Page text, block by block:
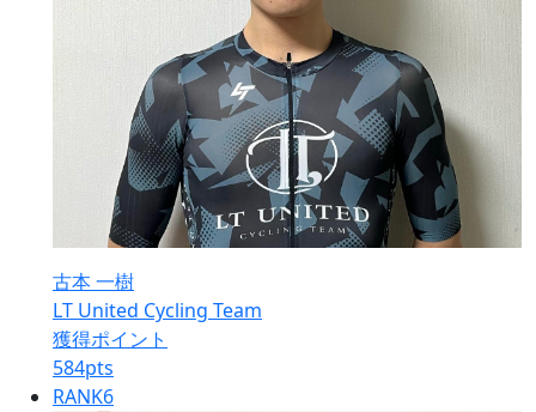
古本 一樹
LT United Cycling Team
獲得ポイント
584pts
RANK6